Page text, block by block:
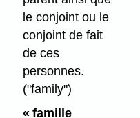
le conjoint ou le
conjoint de fait
de ces
personnes.
("family")
« famille